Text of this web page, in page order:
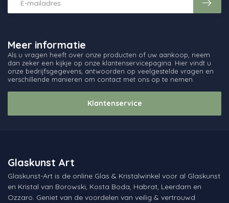
Meer informatie
Als u vragen heeft over onze producten of uw aankoop, neem
dan zeker een kijkje op onze klantenservicepagina. Hier vindt u
onze bedrijfsgegevens, antwoorden op veelgestelde vragen en
verschillende manieren om contact met ons op te nemen.
Klantenservice
Glaskunst Art
Glaskunst-Art is de online Glas & Kristalwinkel voor al Glaskunst
en Kristal van Borowski, Kosta Boda, Habrat, Leerdam en
Ozzaro. Geniet van de voordelen van veilig & vertrouwd